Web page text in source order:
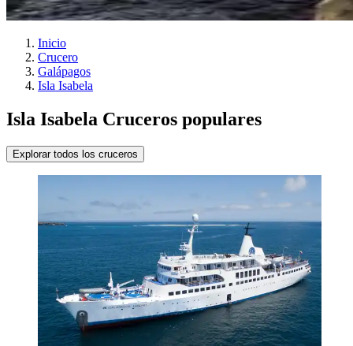
Inicio
Crucero
Galápagos
Isla Isabela
Isla Isabela Cruceros populares
Explorar todos los cruceros